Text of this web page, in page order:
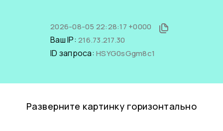
2026-08-05 22:28:17 +0000
Ваш IP: 216.73.217.30
ID запроса: HSYG0sGgm8c1
Разверните картинку горизонтально